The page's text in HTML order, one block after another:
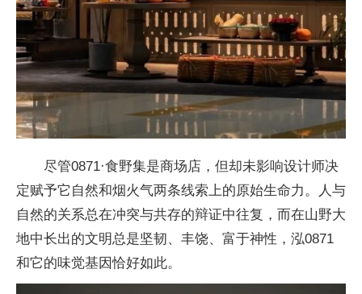
尽管0871·食野集是商场店，但却未影响设计师决
定赋予它自然和烟火气两条线索上的原始生命力。人与
自然的关系总在冲突与共存的辩证中往复，而在山野大
地中长出的文明总是坚韧、丰饶、富于神性，泓0871
和它的味觉基因恰好如此。